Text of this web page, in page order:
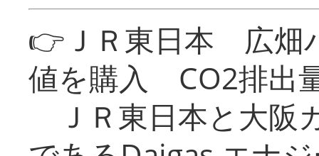
👉ＪＲ東日本 広畑
値を購入 CO2排出
ＪＲ東日本と大阪